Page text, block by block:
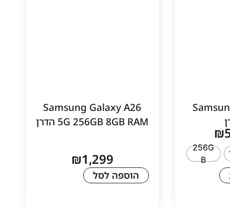
₪
256G
B
Samsung Galaxy A26
5G 256GB 8GB RAM הדרן
₪1,299
הוספה לסל